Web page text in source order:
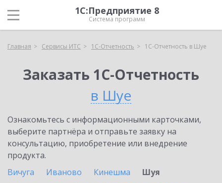
1С:Предприятие 8
Система программ
Главная Сервисы ИТС 1С-Отчетность 1С-Отчетность в Шуе
Заказать 1С-Отчетность
в Шуе
Ознакомьтесь с информационными карточками,
выберите партнёра и отправьте заявку на
консультацию, приобретение или внедрение
продукта.
Вичуга
Иваново Кинешма
Шуя